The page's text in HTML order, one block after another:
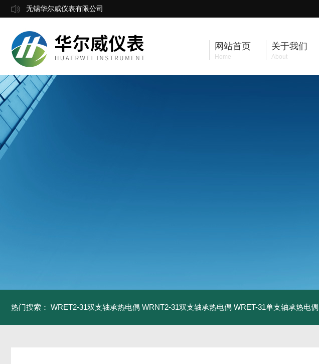
无锡华尔威仪表有限公司
网站首页
Home
关于我们
About
热门搜索： WRET2-31双支轴承热电偶 WRNT2-31双支轴承热电偶 WRET-31单支轴承热电偶